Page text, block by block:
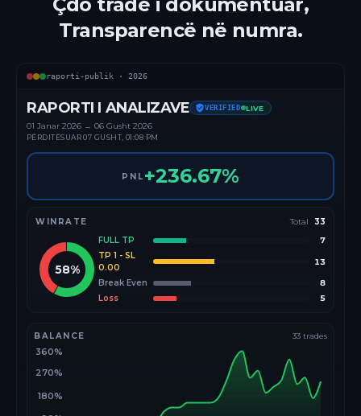
Transparencë në numra.
raporti-publik · 2026
RAPORTI I ANALIZAVE VERIFIED LIVE
01 Janar 2026 → 06 Gusht 2026
PËRDITËSUAR07 GUSHT, 01:08 PM
PNL +236.67%
WINRATE Total 33
58%
FULL TP
7
TP 1 - SL
0.00
13
Break Even
8
Loss
5
BALANCE 33 trades
180%
270%
360%